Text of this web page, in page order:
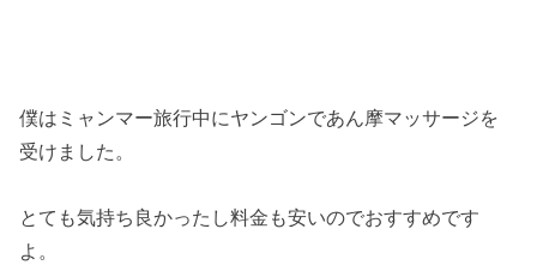
僕はミャンマー旅行中にヤンゴンであん摩マッサージを
受けました。
とても気持ち良かったし料金も安いのでおすすめです
よ。